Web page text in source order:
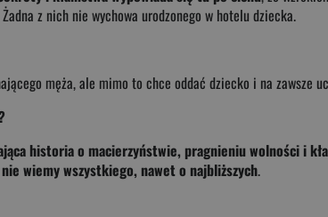
z nich nie wychowa urodzonego w hotelu dziecka.
męża, ale mimo to chce oddać dziecko i na zawsze
historia o macierzyństwie, pragnieniu wolności i
wiemy wszystkiego, nawet o najbliższych.